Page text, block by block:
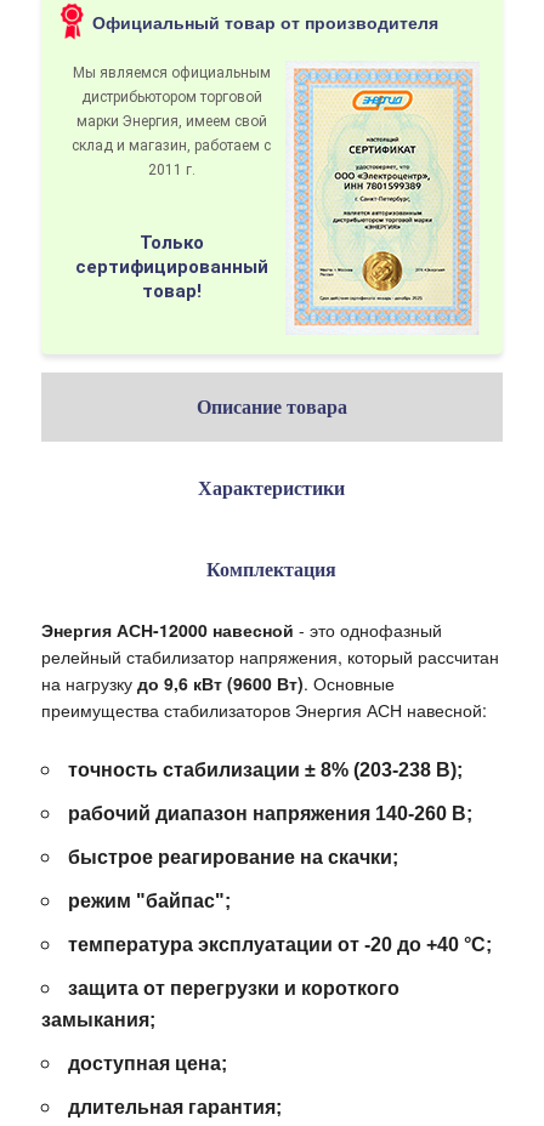
Официальный товар от производителя
Мы являемся официальным
дистрибьюторомторговой
марки Энергия, имеем свой
склад и магазин, работаем с
2011 г.
Только
сертифицированный
товар!
Описание товара
Характеристики
Комплектация
Энергия АСН-12000 навесной - это однофазный
релейный стабилизатор напряжения, который рассчитан
на нагрузку до 9,6 кВт (9600 Вт). Основные
преимущества стабилизаторов Энергия АСН навесной:
точность стабилизации ± 8% (203-238 В);
рабочий диапазон напряжения 140-260 В;
быстрое реагирование на скачки;
режим "байпас";
температура эксплуатации от -20 до +40 °C;
защита от перегрузки и короткого
замыкания;
доступная цена;
длительная гарантия;